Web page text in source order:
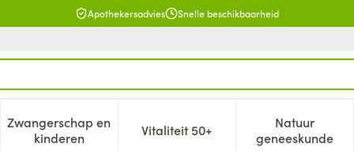
Apothekersadvies Snelle beschikbaarheid
verzorging en hygiëne categorie
voor Dieet, voeding en vitamines categorie
Zwangerschap en
kinderenToon submenu voor Zwangerschap en kinderen
Vitaliteit 50+Toon submenu voor Vitaliteit
Natuur
geneeskunde
Toon